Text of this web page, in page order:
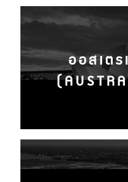
ออสเต